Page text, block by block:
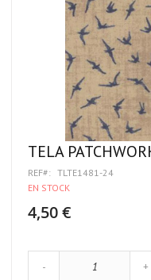
TELA
REF
TLTE1481-24
EN STOCK
4,50 €
- +